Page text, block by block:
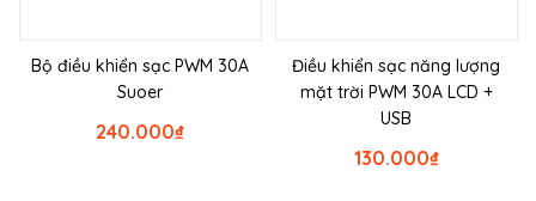
Bộ điều khiển sạc PWM 30A
Suoer
₫
240.000
Điều khiển sạc năng lượng
mặt trời PWM 30A LCD +
USB
₫
130.000